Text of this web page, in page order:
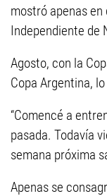
mostró apenas
Independiente de
Agosto, con la
Copa Argentina,
“Comencé a
pasada. Todavía
semana próxima
Apenas se